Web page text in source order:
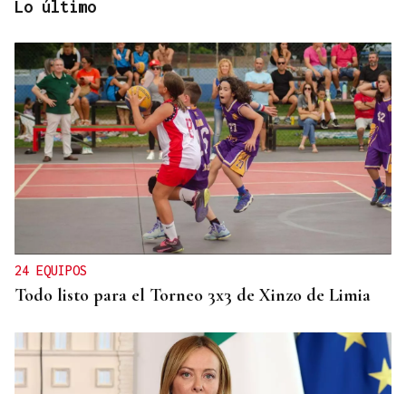
AUTO JUDICIAL
La Justicia frena un proyecto eólico en la provincia
de Ourense por riesgos medioambientales
Lo último
24 EQUIPOS
Todo listo para el Torneo 3x3 de Xinzo de Limia